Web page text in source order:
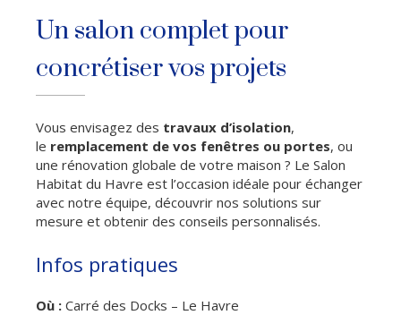
Un salon complet pour
concrétiser vos projets
Vous envisagez des travaux d’isolation,
le remplacement de vos fenêtres ou portes, ou
une rénovation globale de votre maison ? Le Salon
Habitat du Havre est l’occasion idéale pour échanger
avec notre équipe, découvrir nos solutions sur
mesure et obtenir des conseils personnalisés.
Infos pratiques
Où : Carré des Docks – Le Havre